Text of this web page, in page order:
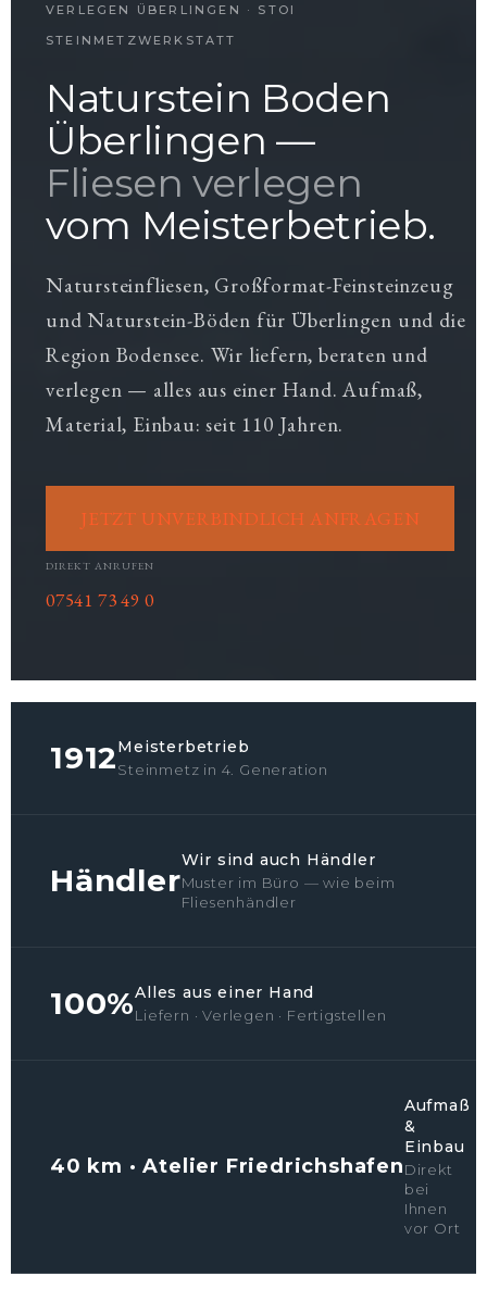
VERLEGEN ÜBERLINGEN · STOI
STEINMETZWERKSTATT
Naturstein Boden
Überlingen —
Fliesen verlegen
vom Meisterbetrieb.
Natursteinfliesen, Großformat-Feinsteinzeug
und Naturstein-Böden für Überlingen und die
Region Bodensee. Wir liefern, beraten und
verlegen — alles aus einer Hand. Aufmaß,
Material, Einbau: seit 110 Jahren.
JETZT UNVERBINDLICH ANFRAGEN
DIREKT ANRUFEN
07541 73 49 0
1912Meisterbetrieb
Steinmetz in 4. Generation
Händler
Wir sind auch Händler
Muster im Büro — wie beim
Fliesenhändler
100%Alles aus einer Hand
Liefern · Verlegen · Fertigstellen
40 km · Atelier Friedrichshafen
Aufmaß
&
Einbau
Direkt
bei
Ihnen
vor Ort